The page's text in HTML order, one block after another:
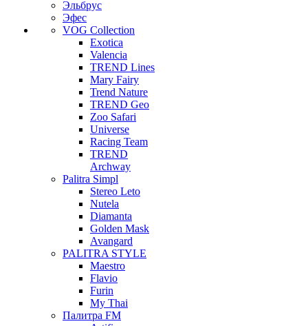
Эльбрус
Эфес
VOG Collection
Exotica
Valencia
TREND Lines
Mary Fairy
Trend Nature
TREND Geo
Zoo Safari
Universe
Racing Team
TREND
Archway
Palitra Simpl
Stereo Leto
Nutela
Diamanta
Golden Mask
Avangard
PALITRA STYLE
Maestro
Flavio
Furin
My Thai
Палитра FM